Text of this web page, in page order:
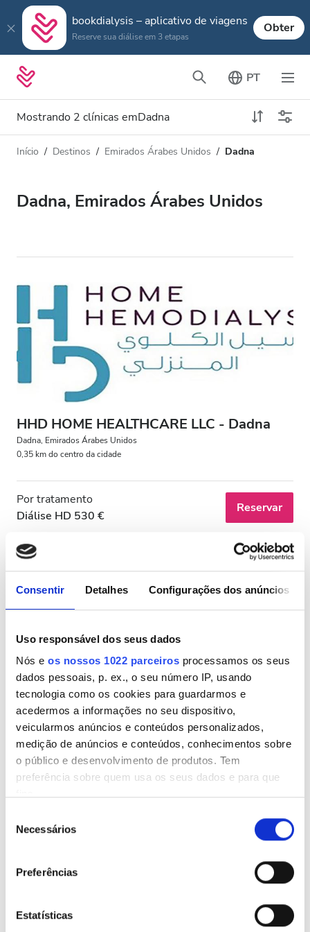
Consentir Detalhes Configurações dos anúncios
Uso responsável dos seus dados
Nós e os nossos 1022 parceiros processamos os seus
dados pessoais, p. ex., o seu número IP, usando
tecnologia como os cookies para guardarmos e
acedermos a informações no seu dispositivo,
veicularmos anúncios e conteúdos personalizados,
medição de anúncios e conteúdos, conhecimentos sobre
o público e desenvolvimento de produtos. Tem
preferência sobre quem usa os seus dados e para que
Se permitir, gostaríamos também de:
geográfica as quais podem ter uma precisão de
vários metros
ativa as características específicas (impressão
Necessários
Preferências
Estatísticas
bookdialysis – aplicativo de viagens
Reserve sua diálise em 3 etapas
Obter
PT
Mostrando 2 clínicas emDadna
Tipo de Diálise
Todas Diálise
Pacientes com HIV
Pacientes com Hepatite B
Pacientes com Hepatite C
CMSD
Refeições
Transferência Gratuita
Estacionamento Grátis
Preço
0-100 EUR
100 - 200 EUR
200 - 300 EUR
300+ EUR
Tarde
Distância
Início Destinos Emirados Árabes Unidos Dadna
Dadna, Emirados Árabes Unidos
HHD HOME HEALTHCARE LLC - Dadna
Dadna, Emirados Árabes Unidos
0,35 km do centro da cidade
Por tratamento
Diálise HD 530 €
Reservar
Trivita Home Healthcare LLC - Dadna
Dadna, Emirados Árabes Unidos
0,03 km do centro da cidade
Por tratamento
Diálise HD 392 €